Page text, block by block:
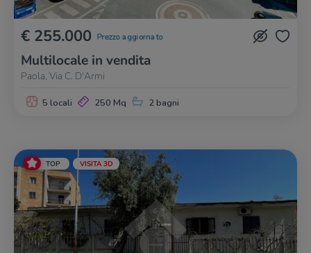
€ 255.000 Prezzo aggiornato
Multilocale in vendita
Paola, Via C. D'Armi
5 locali 250 Mq 2 bagni
TOP VISITA 3D